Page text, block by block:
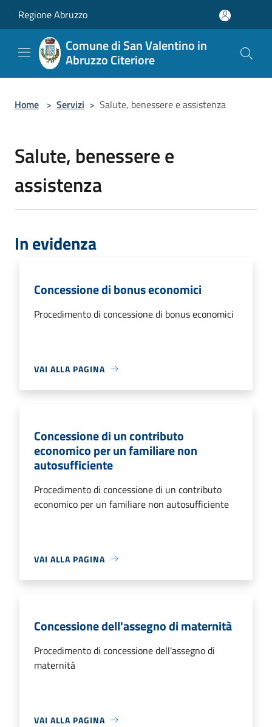
Regione Abruzzo
Comune di San Valentino in
Abruzzo Citeriore
Home > Servizi > Salute, benessere e assistenza
Salute, benessere e
assistenza
In evidenza
Concessione di bonus economici
Procedimento di concessione di bonus economici
VAI ALLA PAGINA
Concessione di un contributo
economico per un familiare non
autosufficiente
Procedimento di concessione di un contributo
economico per un familiare non autosufficiente
VAI ALLA PAGINA
Concessione dell'assegno di maternità
Procedimento di concessione dell'assegno di
maternità
VAI ALLA PAGINA